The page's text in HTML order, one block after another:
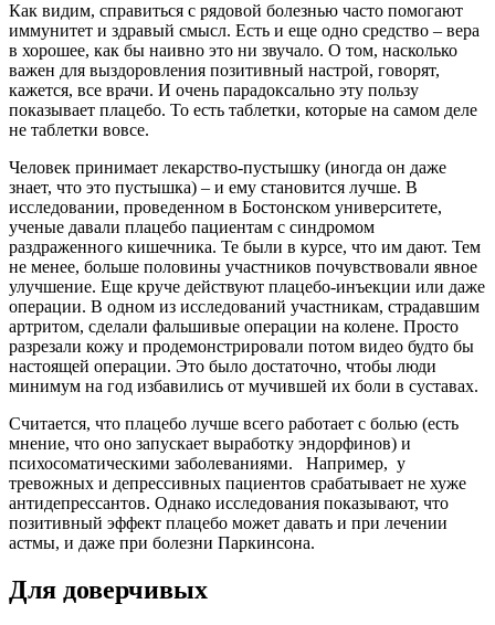
Как видим, справиться с рядовой болезнью часто помогают
иммунитет и здравый смысл. Есть и еще одно средство – вера
в хорошее, как бы наивно это ни звучало. О том, насколько
важен для выздоровления позитивный настрой, говорят,
кажется, все врачи. И очень парадоксально эту пользу
показывает плацебо. То есть таблетки, которые на самом деле
не таблетки вовсе.
Человек принимает лекарство-пустышку (иногда он даже
знает, что это пустышка) – и ему становится лучше. В
исследовании, проведенном в Бостонском университете,
ученые давали плацебо пациентам с синдромом
раздраженного кишечника. Те были в курсе, что им дают. Тем
не менее, больше половины участников почувствовали явное
улучшение. Еще круче действуют плацебо-инъекции или даже
операции. В одном из исследований участникам, страдавшим
артритом, сделали фальшивые операции на колене. Просто
разрезали кожу и продемонстрировали потом видео будто бы
настоящей операции. Это было достаточно, чтобы люди
минимум на год избавились от мучившей их боли в суставах.
Считается, что плацебо лучше всего работает с болью (есть
мнение, что оно запускает выработку эндорфинов) и
психосоматическими заболеваниями. Например, у
тревожных и депрессивных пациентов срабатывает не хуже
антидепрессантов. Однако исследования показывают, что
позитивный эффект плацебо может давать и при лечении
астмы, и даже при болезни Паркинсона.
Для доверчивых